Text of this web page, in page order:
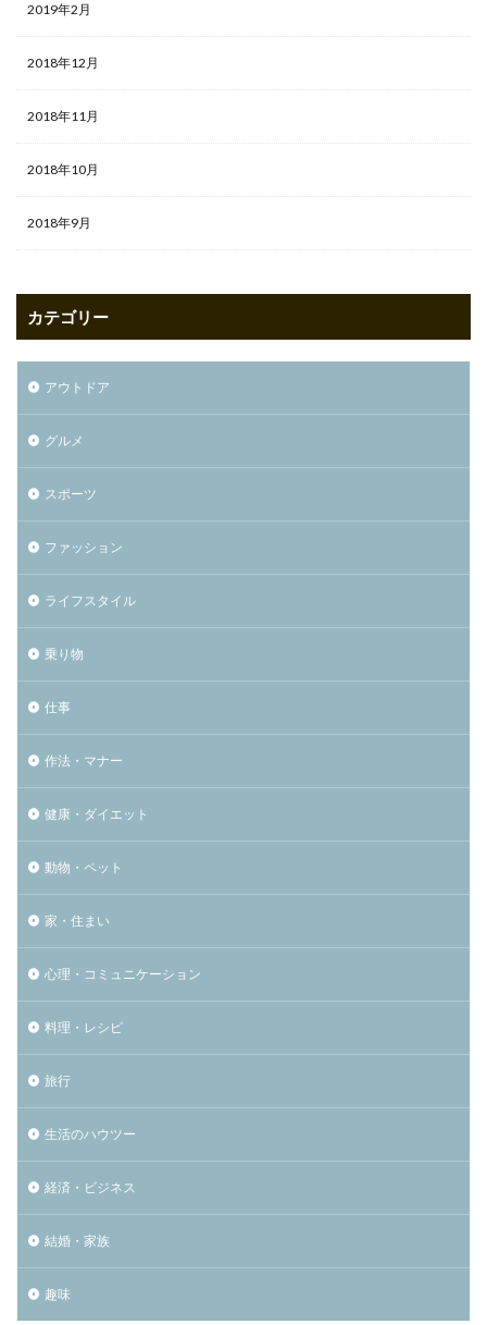
2019年2月
2018年12月
2018年11月
2018年10月
2018年9月
カテゴリー
アウトドア
グルメ
スポーツ
ファッション
ライフスタイル
乗り物
仕事
作法・マナー
健康・ダイエット
動物・ペット
家・住まい
心理・コミュニケーション
料理・レシピ
旅行
生活のハウツー
経済・ビジネス
結婚・家族
趣味